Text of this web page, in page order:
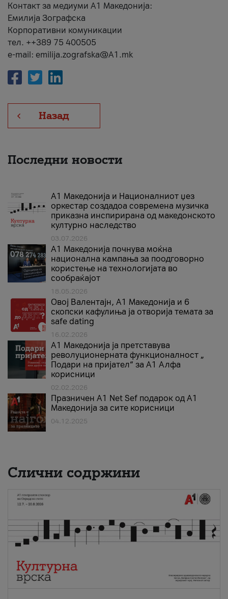
Контакт за медиуми А1 Македонија:
Емилија Зографска
Корпоративни комуникации
тел. ++389 75 400505
e-mail: emilija.zografska@A1.mk
Назад
Последни новости
А1 Македонија и Националниот џез
оркестар создадоа современа музичка
приказна инспирирана од македонското
културно наследство
03.07.2026
A1 Македонија почнува моќна
национална кампања за поодговорно
користење на технологијата во
сообраќајот
18.05.2026
Овој Валентајн, A1 Македонија и 6
скопски кафулиња ја отворија темата за
safe dating
16.02.2026
А1 Македонија ја претставува
револуционерната функционалност „
Подари на пријател“ за А1 Алфа
корисници
02.02.2026
Празничен A1 Net Sеf подарок од А1
Македонија за сите корисници
04.12.2025
Слични содржини